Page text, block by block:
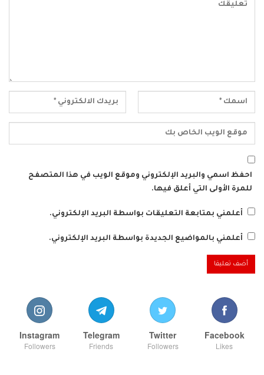
احفظ اسمي والبريد الإلكتروني وموقع الويب في هذا المتصفح
للمرة الأولى التي أعلق فيها.
أعلمني بمتابعة التعليقات بواسطة البريد الإلكتروني.
أعلمني بالمواضيع الجديدة بواسطة البريد الإلكتروني.
Facebook
Likes
Twitter
Followers
Telegram
Friends
Instagram
Followers